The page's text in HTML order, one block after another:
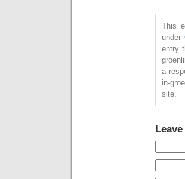
This
under
entry
a
in-
site.